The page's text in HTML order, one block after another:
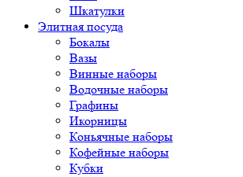
Шкатулки
Элитная посуда
Бокалы
Вазы
Винные наборы
Водочные наборы
Графины
Икорницы
Коньячные наборы
Кофейные наборы
Кубки